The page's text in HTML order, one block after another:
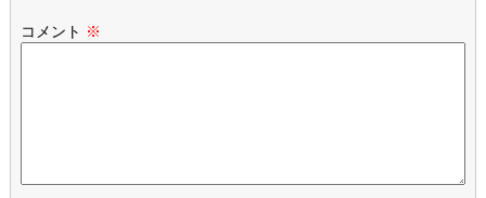
コメント ※